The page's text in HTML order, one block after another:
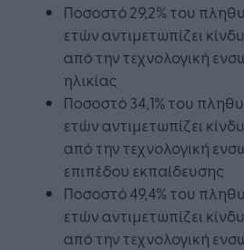
Ποσοστό 29,2% του
ετών αντιμετωπίζει
από την τεχνολογική
ηλικίας
Ποσοστό 34,1% του
ετών αντιμετωπίζει
από την τεχνολογική
επιπέδου εκπαίδευσης
Ποσοστό 49,4% του
ετών αντιμετωπίζει
από την τεχνολογική